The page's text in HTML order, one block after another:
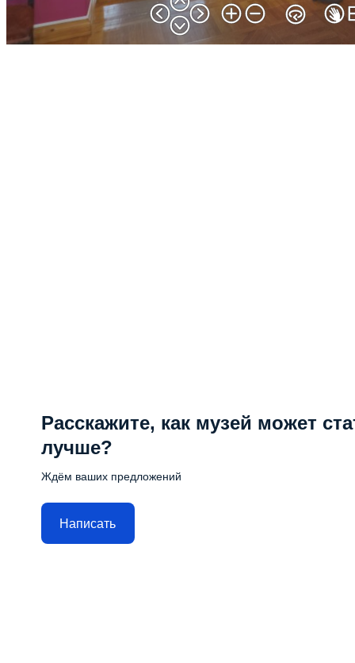
Расскажите, как музей может
лучше?
Ждём ваших предложений
Написать